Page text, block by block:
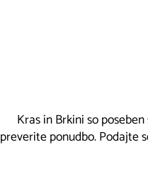
Kras in Brkini so
preverite ponudbo. Podajte